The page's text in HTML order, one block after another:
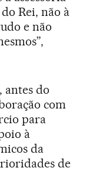
Rei, não à
e não
antes do
com
para
à
da
de